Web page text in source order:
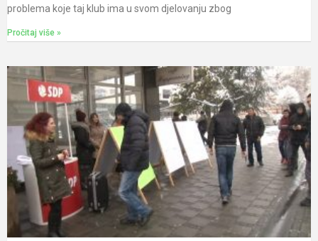
problema koje taj klub ima u svom djelovanju zbog
Pročitaj više »